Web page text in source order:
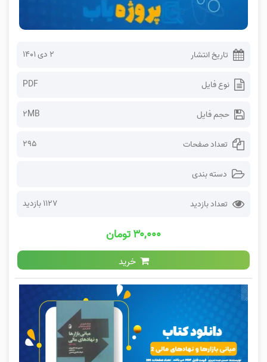
تاریخ انتشار ۲ دی ۱۴۰۱
نوع فایل PDF
حجم فایل 2MB
تعداد صفحات 295
دسته بندی
تعداد بازدید 1127 بازدید
۳۰,۰۰۰ تومان
خرید